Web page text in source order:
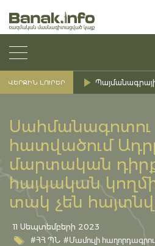
ՎԵՐՋԻՆ ԼՈՒՐԵՐ
Սահմանագոտու
հատվածում
մարտական
հայկական
տակ չեն
11 Սեպտեմբերի 2023
#ՀՀ ՊՆ #Մամուլի